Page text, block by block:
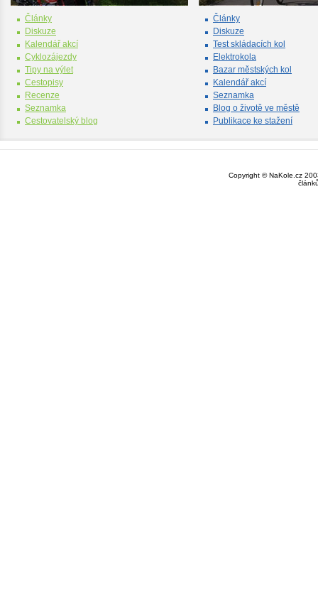
Články
Diskuze
Kalendář akcí
Cyklozájezdy
Tipy na výlet
Cestopisy
Recenze
Seznamka
Cestovatelský blog
Články
Diskuze
Test skládacích kol
Elektrokola
Bazar městských kol
Kalendář akcí
Seznamka
Blog o životě ve městě
Publikace ke stažení
Copyright © NaKole.cz